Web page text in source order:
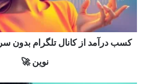
کسب درآمد از کانال تلگرام بدون
نوین 🚀